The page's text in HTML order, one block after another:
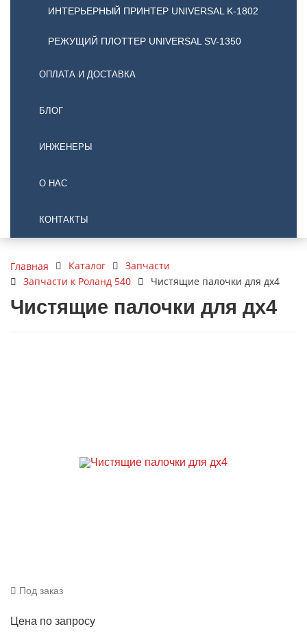
ИНТЕРЬЕРНЫЙ ПРИНТЕР UNIVERSAL K-1802
РЕЖУЩИЙ ПЛОТТЕР UNIVERSAL SV-1350
ОПЛАТА И ДОСТАВКА
БЛОГ
ИНЖЕНЕРЫ
О НАС
КОНТАКТЫ
Главная Каталог
Запчасти
Запчасти к Роланд 540
Чистящие палочки для дх4
Чистящие палочки для дх4
Под заказ
Цена по запросу